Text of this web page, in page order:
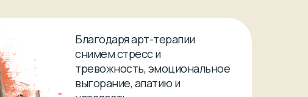
Благодаря арт-терапии
снимем стресс и
тревожность, эмоциональное
выгорание, апатию и